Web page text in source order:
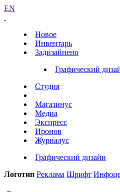
EN
Новое
Инвентарь
Задизайнено
Графический
Студия
Магазинус
Медиа
Экспресс
Иронов
Журналус
Графический дизайн
Логотип Реклама Шрифт